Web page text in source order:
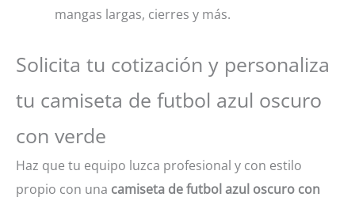
mangas largas, cierres y más.
Solicita tu cotización y personaliza
tu camiseta de futbol azul oscuro
con verde
Haz que tu equipo luzca profesional y con estilo
propio con una camiseta de futbol azul oscuro con